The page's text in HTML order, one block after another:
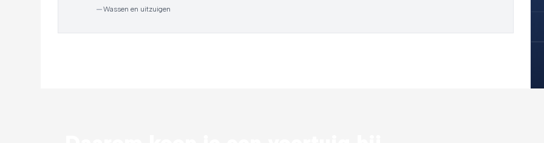
—Wassen en uitzuigen